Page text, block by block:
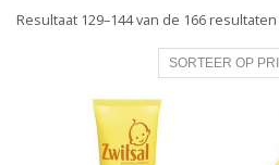
Resultaat 129–144 van de 166